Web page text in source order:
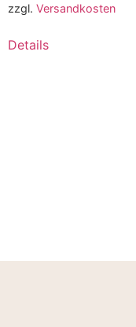
zzgl. Versandkosten
Details